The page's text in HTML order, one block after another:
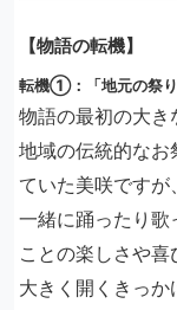
【物語の転機】
転機①：「地元の祭り
物語の最初の大き
地域の伝統的な
ていた美咲ですが
一緒に踊ったり歌
ことの楽しさや
大きく開くきっか